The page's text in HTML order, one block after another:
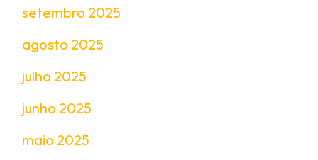
setembro 2025
agosto 2025
julho 2025
junho 2025
maio 2025